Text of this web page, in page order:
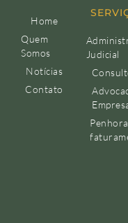
Home
Quem
Somos
Notícias
Contato
Judicial